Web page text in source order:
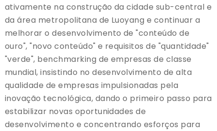
ativamente na construção da cidade sub-central e
da área metropolitana de Luoyang e continuar a
melhorar o desenvolvimento de "conteúdo de
ouro", "novo conteúdo" e requisitos de "quantidade"
"verde", benchmarking de empresas de classe
mundial, insistindo no desenvolvimento de alta
qualidade de empresas impulsionadas pela
inovação tecnológica, dando o primeiro passo para
estabilizar novas oportunidades de
desenvolvimento e concentrando esforços para